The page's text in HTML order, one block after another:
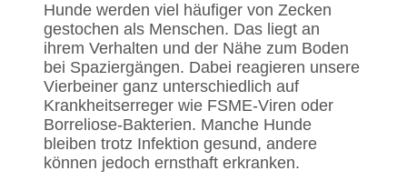
Hunde werden viel häufiger von Zecken
gestochen als Menschen. Das liegt an
ihrem Verhalten und der Nähe zum Boden
bei Spaziergängen. Dabei reagieren unsere
Vierbeiner ganz unterschiedlich auf
Krankheitserreger wie FSME-Viren oder
Borreliose-Bakterien. Manche Hunde
bleiben trotz Infektion gesund, andere
können jedoch ernsthaft erkranken.